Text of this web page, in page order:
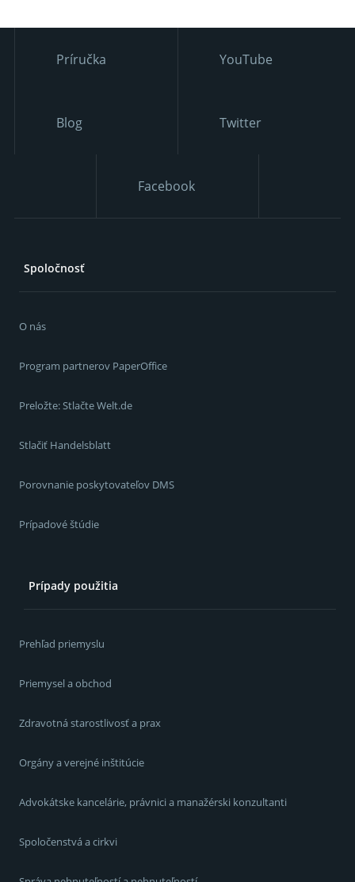
Príručka YouTube
Blog Twitter
Facebook
Spoločnosť
O nás
Program partnerov PaperOffice
Preložte: Stlačte Welt.de
Stlačiť Handelsblatt
Porovnanie poskytovateľov DMS
Prípadové štúdie
Prípady použitia
Prehľad priemyslu
Priemysel a obchod
Zdravotná starostlivosť a prax
Orgány a verejné inštitúcie
Advokátske kancelárie, právnici a manažérski konzultanti
Spoločenstvá a cirkvi